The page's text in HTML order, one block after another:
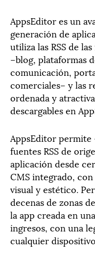
AppsEditor es un
generación de
utiliza las RSS de
–blog, plataformas
comunicación,
comerciales– y las
ordenada y
descargables en
AppsEditor permite
fuentes RSS de
aplicación desde
CMS integrado,
visual y estético.
decenas de zonas
la app creada en
ingresos, con una
cualquier